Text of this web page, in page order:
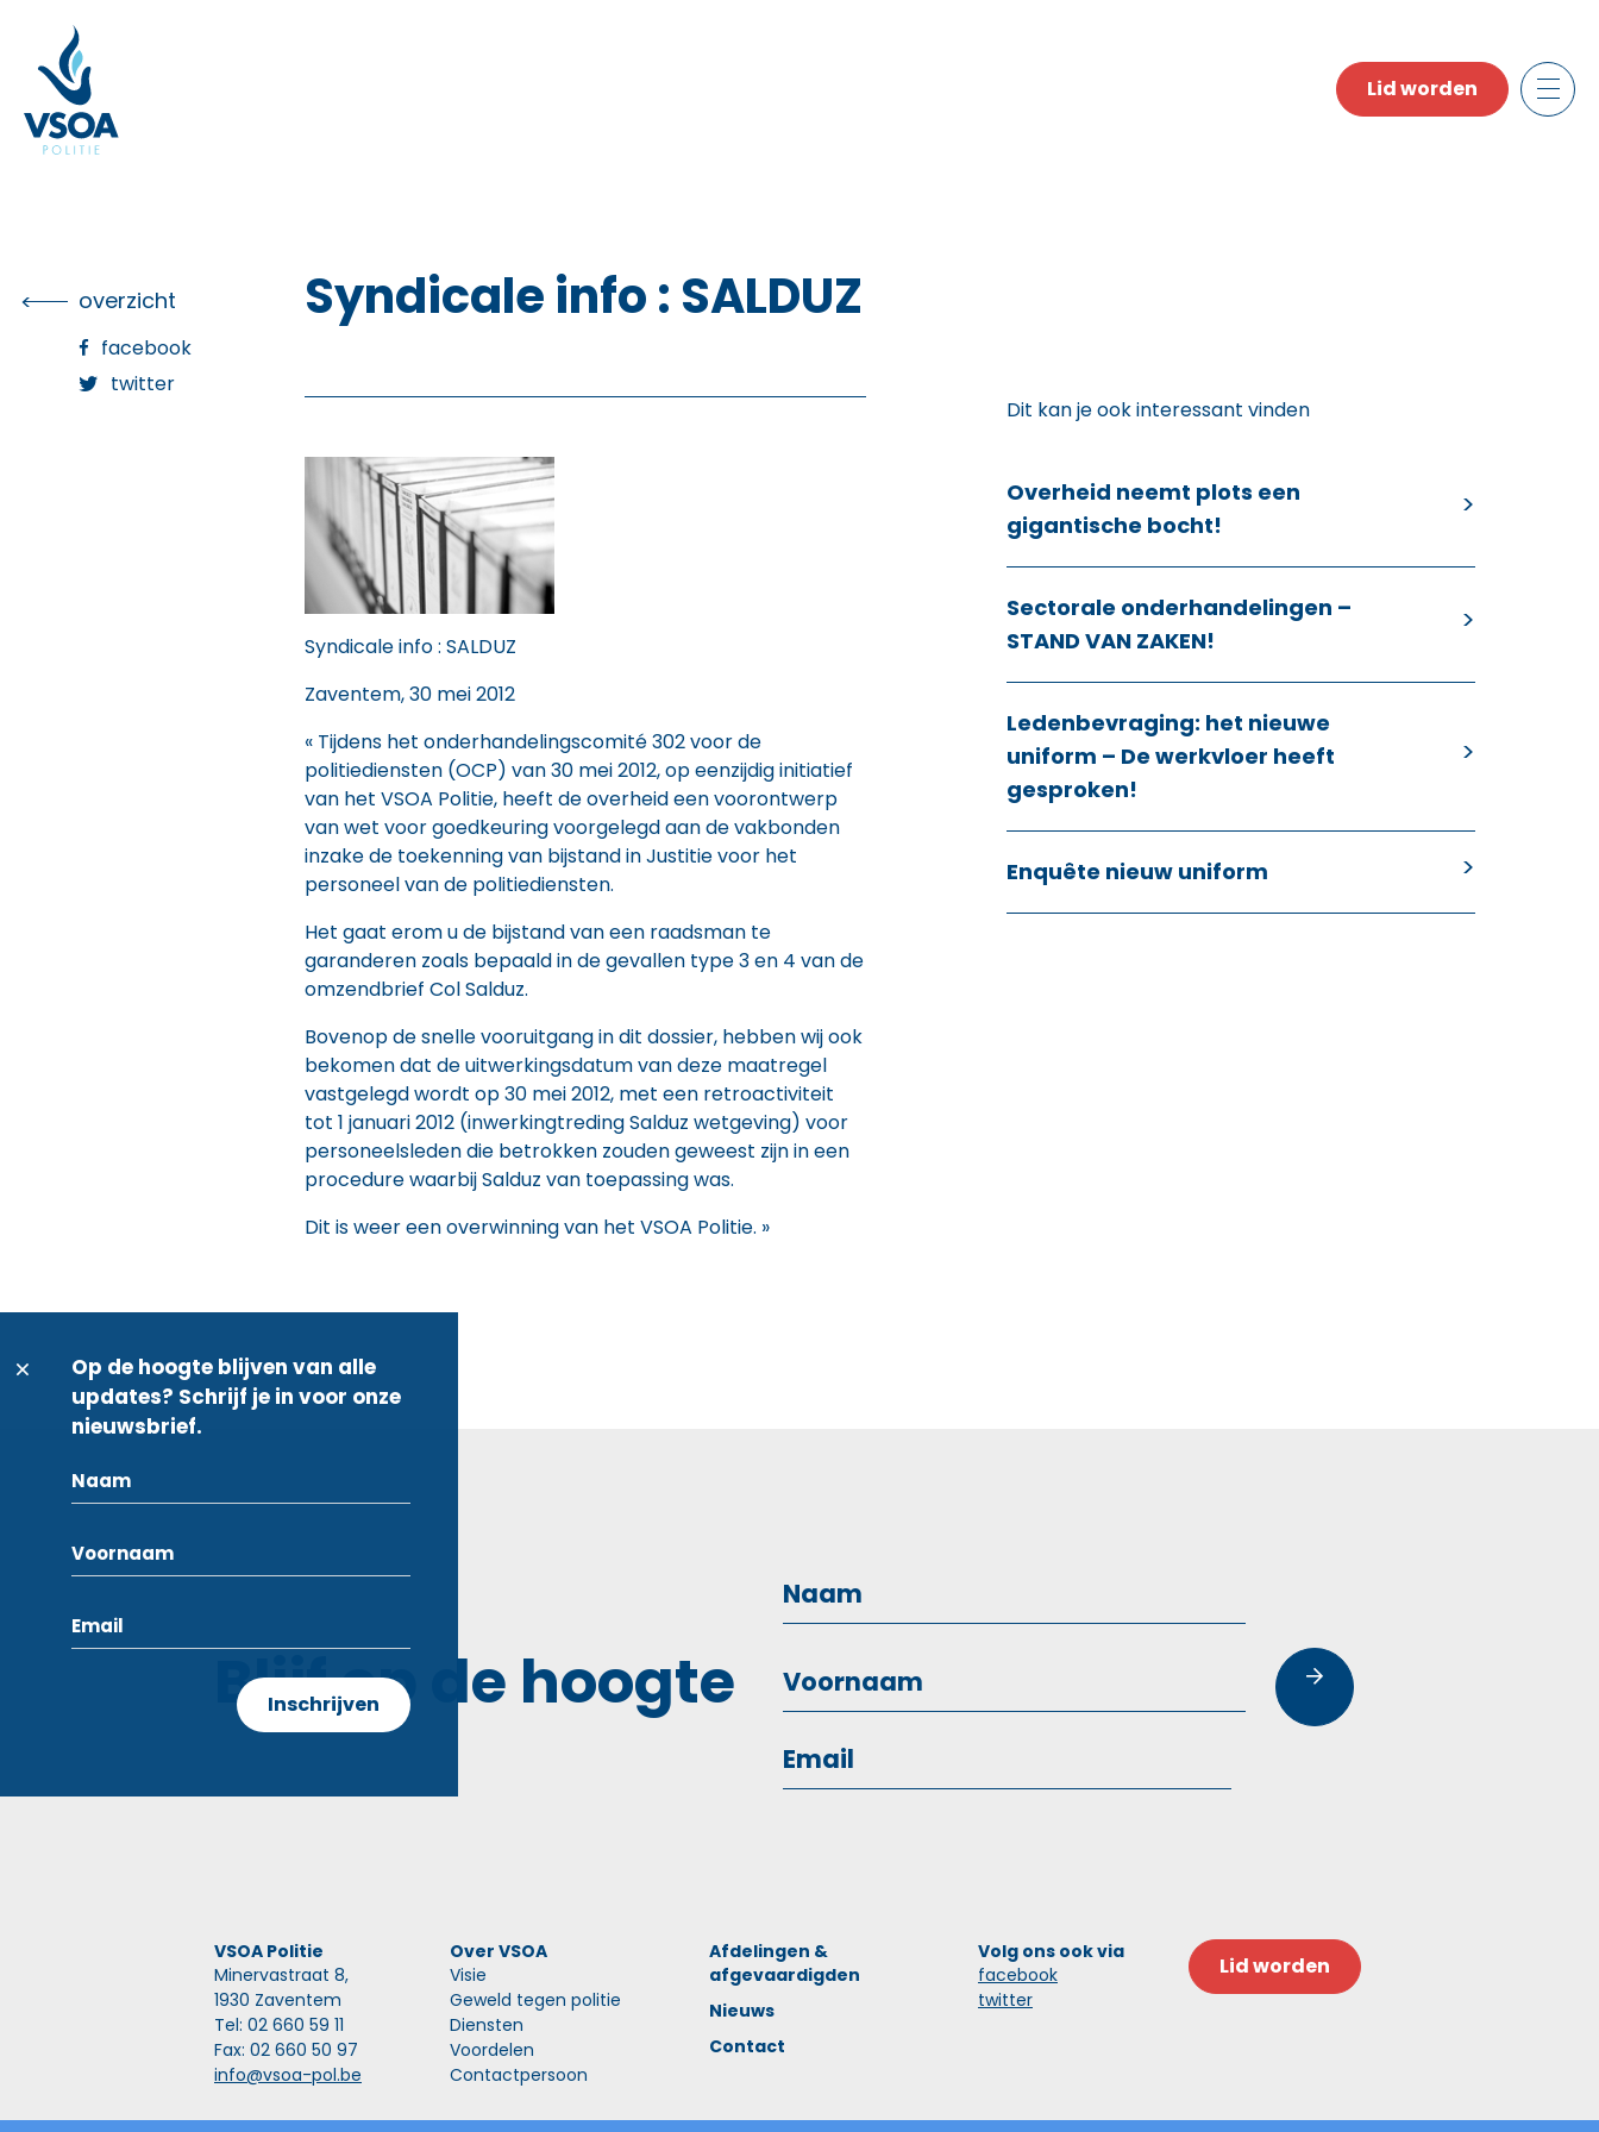
content
Lid worden
overzicht
facebook
twitter
Syndicale info : SALDUZ
Syndicale info : SALDUZ
Zaventem, 30 mei 2012
« Tijdens het onderhandelingscomité 302 voor de
politiediensten (OCP) van 30 mei 2012, op eenzijdig initiatief
van het VSOA Politie, heeft de overheid een voorontwerp
van wet voor goedkeuring voorgelegd aan de vakbonden
inzake de toekenning van bijstand in Justitie voor het
personeel van de politiediensten.
Het gaat erom u de bijstand van een raadsman te
garanderen zoals bepaald in de gevallen type 3 en 4 van de
omzendbrief Col Salduz.
Bovenop de snelle vooruitgang in dit dossier, hebben wij ook
bekomen dat de uitwerkingsdatum van deze maatregel
vastgelegd wordt op 30 mei 2012, met een retroactiviteit
tot 1 januari 2012 (inwerkingtreding Salduz wetgeving) voor
personeelsleden die betrokken zouden geweest zijn in een
procedure waarbij Salduz van toepassing was.
Dit is weer een overwinning van het VSOA Politie. »
Dit kan je ook interessant vinden
Overheid neemt plots een
gigantische bocht!
Sectorale onderhandelingen –
STAND VAN ZAKEN!
Ledenbevraging: het nieuwe
uniform – De werkvloer heeft
gesproken!
Enquête nieuw uniform
Blijf op de hoogte
VSOA Politie
Minervastraat 8,
1930 Zaventem
Tel: 02 660 59 11
Fax: 02 660 50 97
info@vsoa-pol.be
Over VSOA
Visie
Geweld tegen politie
Diensten
Voordelen
Contactpersoon
Afdelingen &
afgevaardigden
Nieuws
Contact
Volg ons ook via
facebook
twitter
Lid worden
Op de hoogte blijven van alle
updates? Schrijf je in voor onze
nieuwsbrief.